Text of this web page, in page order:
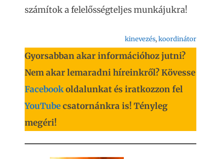
számítok a felelősségteljes munkájukra!
kinevezés, koordinátor
Gyorsabban akar információhoz jutni?
Nem akar lemaradni híreinkről? Kövesse
Facebookoldalunkat és iratkozzon fel
YouTubecsatornánkra is! Tényleg
megéri!